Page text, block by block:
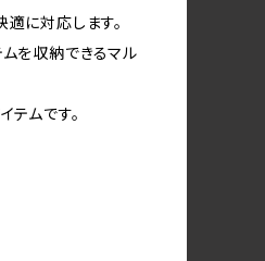
に対応します。
ムを収納できるマル
テムです。